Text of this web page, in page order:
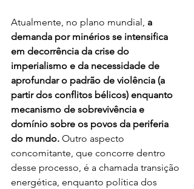
Atualmente, no plano mundial, a
demanda por minérios se intensifica
em decorrência da crise do
imperialismo e da necessidade de
aprofundar o padrão de violência (a
partir dos conflitos bélicos) enquanto
mecanismo de sobrevivência e
domínio sobre os povos da periferia
do mundo. Outro aspecto
concomitante, que concorre dentro
desse processo, é a chamada transição
energética, enquanto política dos